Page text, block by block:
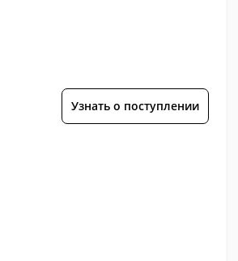
Узнать о поступлении